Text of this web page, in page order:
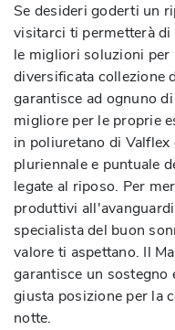
Se desideri goderti un
visitarci ti permetterà
le migliori soluzioni
diversificata collezione
garantisce ad ognuno
migliore per le proprie
in poliuretano di
pluriennale e puntuale
legate al riposo. Per
produttivi
specialista del buon
valore ti aspettano. Il
garantisce un sostegno
giusta posizione per la
notte.